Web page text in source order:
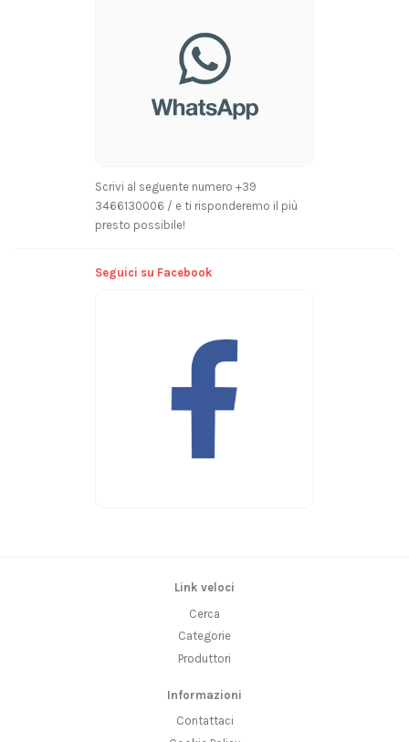
Scrivi al seguente numero +39
3466130006 / e ti risponderemo il più
presto possibile!
Seguici su Facebook
Link veloci
Cerca
Categorie
Produttori
Informazioni
Contattaci